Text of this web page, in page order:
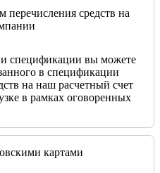
перечисления средств на
спецификации вы можете
в спецификации
на наш расчетный счет
в рамках оговоренных
картами